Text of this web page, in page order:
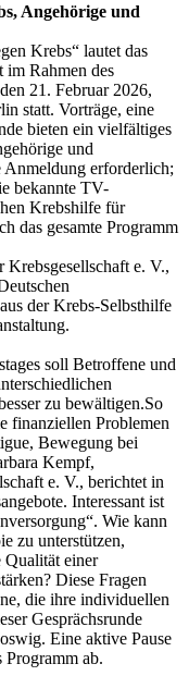
Angehörige und
Krebs“ lautet das
im Rahmen des
21. Februar 2026,
statt. Vorträge, eine
bieten ein vielfältiges
und
Anmeldung erforderlich;
bekannte TV-
Krebshilfe für
das gesamte Programm
e. V.,
der Krebs-Selbsthilfe
soll Betroffene und
zu bewältigen.So
finanziellen Problemen
Bewegung bei
Kempf,
e. V., berichtet in
Interessant ist
Wie kann
zu unterstützen,
einer
Diese Fragen
die ihre individuellen
Gesprächsrunde
Eine aktive Pause
Programm ab.